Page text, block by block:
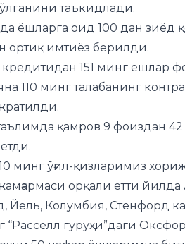
таъкидлади.
ёшларга оид 100 дан зиёд
ортиқ имтиёз берилди.
151 минг ёшлар
110 минг талабанинг
қамров 9 фоиздан 42
минг ўғил-қизларимиз
орқали етти
Йель, Колумбия, Стенфорд
“Расселл гуруҳи”даги